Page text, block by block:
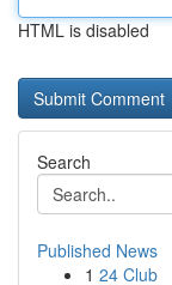
HTML is disabled
Search
Published News
1 24 Club